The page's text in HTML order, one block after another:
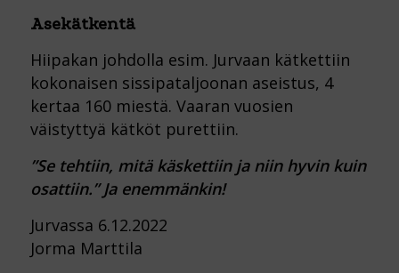
Asekätkentä
Hiipakan johdolla esim. Jurvaan kätkettiin
kokonaisen sissipataljoonan aseistus, 4
kertaa 160 miestä. Vaaran vuosien
väistyttyä kätköt purettiin.
”Se tehtiin, mitä käskettiin ja niin hyvin kuin
osattiin.” Ja enemmänkin!
Jurvassa 6.12.2022
Jorma Marttila